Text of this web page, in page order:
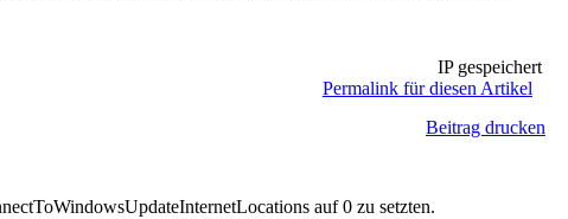
IP gespeichert
Permalink für diesen Artikel
Beitrag drucken
auf 0 zu setzten.